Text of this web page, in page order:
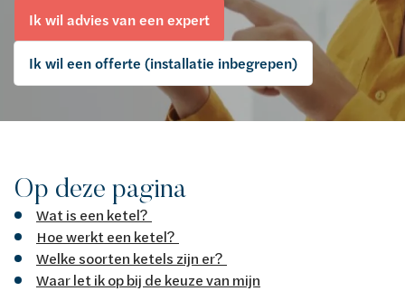
Ik wil advies van een expert
Ik wil een offerte (installatie inbegrepen)
Op deze pagina
Wat is een ketel?
Hoe werkt een ketel?
Welke soorten ketels zijn er?
Waar let ik op bij de keuze van mijn